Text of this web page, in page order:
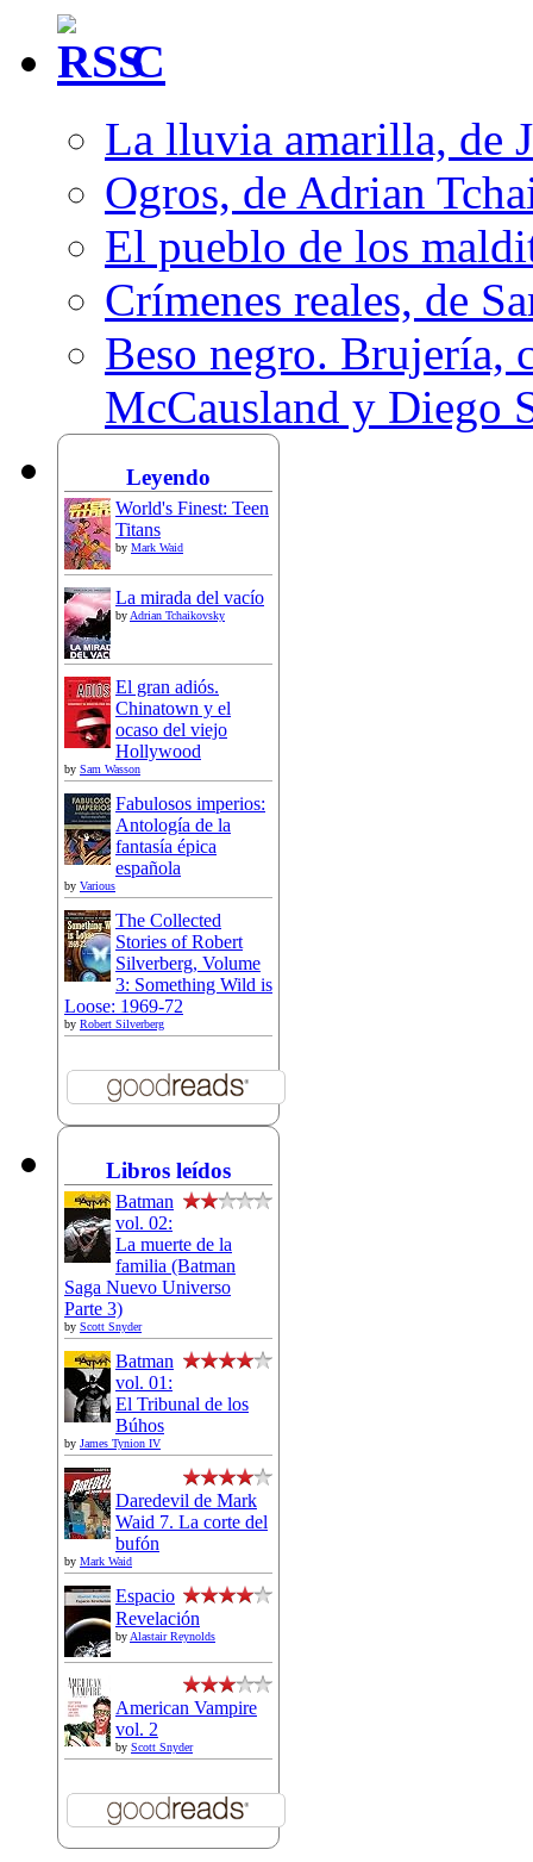
C
La lluvia amarilla, de
Ogros, de Adrian
El pueblo de los
Crímenes reales, de
Beso negro. Brujería,
McCausland y Diego
Leyendo
World's Finest: Teen
Titans
by Mark Waid
La mirada del vacío
byAdrian Tchaikovsky
El gran adiós.
Chinatown y el
ocaso del viejo
Hollywood
by Sam Wasson
Fabulosos imperios:
Antología de la
fantasía épica
española
by Various
The Collected
Stories of Robert
Silverberg, Volume
3: Something Wild is
Loose: 1969-72
by Robert Silverberg
Libros leídos
Batman
vol. 02:
La muerte de la
familia (Batman
Saga Nuevo Universo
Parte 3)
by Scott Snyder
Batman
vol. 01:
El Tribunal de los
Búhos
by James Tynion IV
Daredevil de Mark
Waid 7. La corte del
bufón
by Mark Waid
Espacio
Revelación
byAlastair Reynolds
American Vampire
vol. 2
by Scott Snyder